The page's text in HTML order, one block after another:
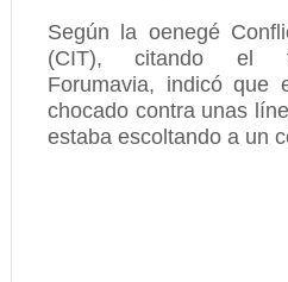
Según la oenegé
(CIT), citando el
Forumavia, indicó que
chocado contra unas
estaba escoltando a un